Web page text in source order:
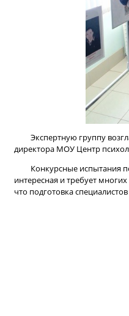
Экспертную группу
директора МОУ Центр
Конкурсные испытания
интересная и требует
что подготовка